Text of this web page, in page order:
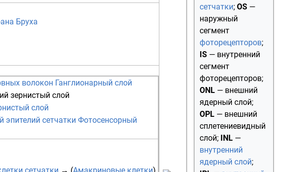
сетчатки; OS —
наружный
сегмент
фоторецепторов;
IS — внутренний
сегмент
фоторецепторов;
ONL — внешний
ядерный слой;
OPL — внешний
сплетениевидный
слой; INL —
внутренний
ядерный слой;
Бруха
волокон Ганглионарный слой
зернистый слой
слой
эпителий сетчатки Фотосенсорный